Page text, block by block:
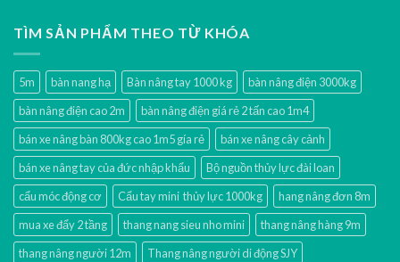
TÌM SẢN PHẨM THEO TỪ KHÓA
5m bàn nang hạ Bàn nâng tay 1000 kg
bàn nâng điện 3000kg
bàn nâng điện cao 2m
bàn nâng điện giá rẻ 2 tấn cao 1m4
bán xe nâng bàn 800kg cao 1m5 gía rẻ
bán xe nâng cây cảnh
bán xe nâng tay của đức nhập khẩu
Bộ nguồn thủy lực đài loan
cẩu móc động cơ
Cẩu tay mini thủy lực 1000kg
hang nâng đơn 8m
mua xe đẩy 2 tầng
thang nang sieu nho mini
thang nâng hàng 9m
thang nâng người 12m
Thang nâng người di động SJY